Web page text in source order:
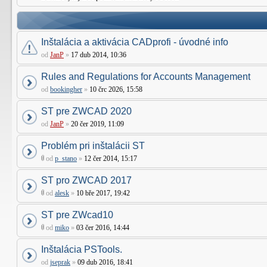
Inštalácia a aktivácia CADprofi - úvodné info
od JanP » 17 dub 2014, 10:36
Rules and Regulations for Accounts Management
od bookingher » 10 črc 2026, 15:58
ST pre ZWCAD 2020
od JanP » 20 čer 2019, 11:09
Problém pri inštalácii ST
od p_stano » 12 čer 2014, 15:17
ST pro ZWCAD 2017
od alesk » 10 bře 2017, 19:42
ST pre ZWcad10
od miko » 03 čer 2016, 14:44
Inštalácia PSTools.
od jseprak » 09 dub 2016, 18:41